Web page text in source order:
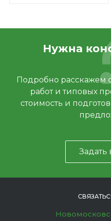
Нужна
Подробно расскажем
работ и типовых
стоимость и
Задать